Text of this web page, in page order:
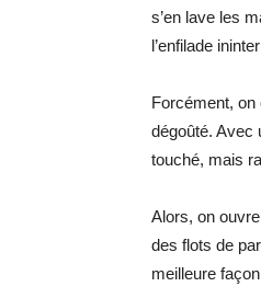
s’en lave les
l’enfilade
Forcément,
dégoûté. Avec
touché, mais
Alors, on
des flots de
meilleure